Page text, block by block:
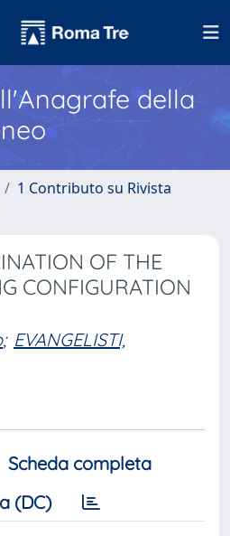
della
1 Contributo su Rivista
OF THE
CONFIGURATION
; EVANGELISTI,
Scheda completa
(DC)